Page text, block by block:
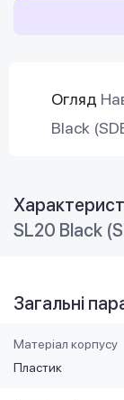
Огляд
Black
SL20 Black
Загальні
Матеріал корпусу
Пластик